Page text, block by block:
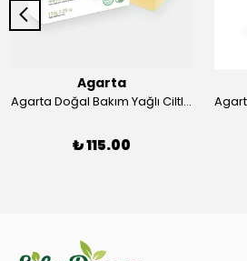
Agarta
Agarta Doğal Bakım Yağlı Ciltler Sabunu 150 gr
₺ 115.00